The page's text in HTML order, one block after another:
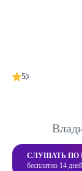
5
СЛУШАТЬ ПО
бесплатно 14